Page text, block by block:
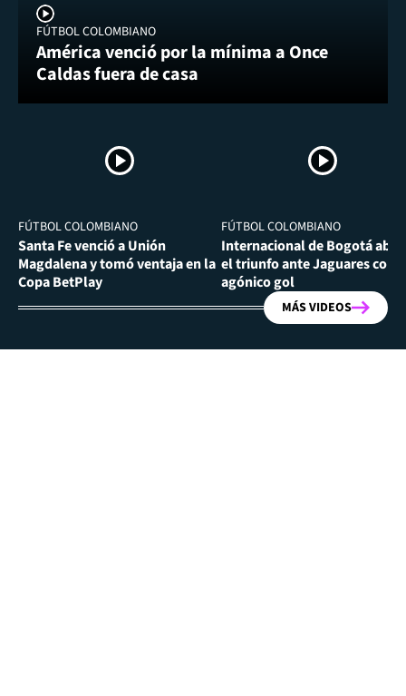
FÚTBOL COLOMBIANO
América venció por la mínima a Once
Caldas fuera de casa
FÚTBOL COLOMBIANO
Santa Fe venció a Unión
Magdalena y tomó ventaja en la
Copa BetPlay
FÚTBOL COLOMBIANO
Internacional de Bogotá
el triunfo ante Jaguares con
agónico gol
MÁS VIDEOS